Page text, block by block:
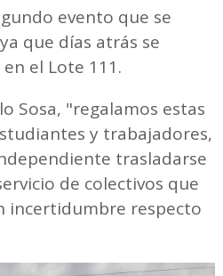
evento que se
que días atrás se
el Lote 111.
Sosa, "regalamos estas
y trabajadores,
trasladarse
de colectivos que
incertidumbre respecto